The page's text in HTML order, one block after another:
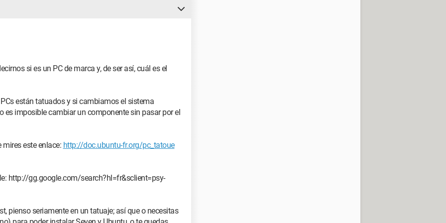
al punto donde puedo instalar, tengo mensajes de
con otro CD.
antes de la instalación, pero sigue siendo lo
SP1, Linux Ubuntu 11.10.
de aproximadamente 75 GB para Windows 7,
mis documentos.
G.Skill
empiezo a preguntarme si debo rendirme. Me
si es un PC de marca y, de ser así, cuál es el
están tatuados y si cambiamos el sistema
es imposible cambiar un componente sin pasar por el
este enlace: http://doc.ubuntu-fr.org/pc_tatoue
http://gg.google.com/search?hl=fr&sclient=psy-
pienso seriamente en un tatuaje; así que o necesitas